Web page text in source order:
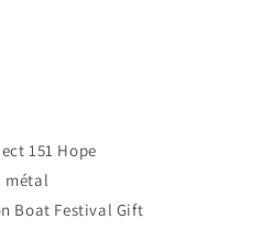
151 Hope
métal
Boat Festival Gift